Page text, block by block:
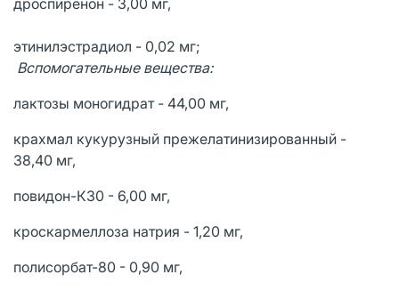
этинилэстрадиол - 0,02 мг;
Вспомогательные вещества:
лактозы моногидрат - 44,00 мг,
крахмал кукурузный прежелатинизированный -
38,40 мг,
повидон-К30 - 6,00 мг,
кроскармеллоза натрия - 1,20 мг,
полисорбат-80 - 0,90 мг,